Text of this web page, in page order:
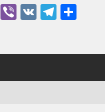
Odnoklassniki
Viber
VK